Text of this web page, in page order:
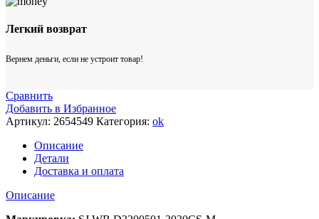
Легкий возврат
Вернем деньги, если не устроит товар!
Сравнить
Добавить в Избранное
Артикул: 2654549 Категория: ok
Описание
Детали
Доставка и оплата
Описание